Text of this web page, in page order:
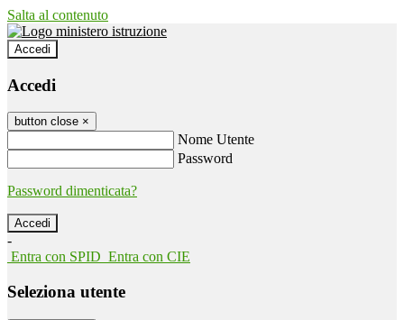
Salta al contenuto
Accedi
Accedi
button close ×
Nome Utente
Password
Password dimenticata?
-
Entra con SPID Entra con CIE
Seleziona utente